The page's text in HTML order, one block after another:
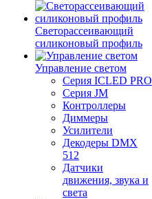
Светорассеивающий
силиконовый профиль
Управление светом
Серия ICLED PRO
Серия JM
Контроллеры
Диммеры
Усилители
Декодеры DMX
512
Датчики
движения, звука и
света